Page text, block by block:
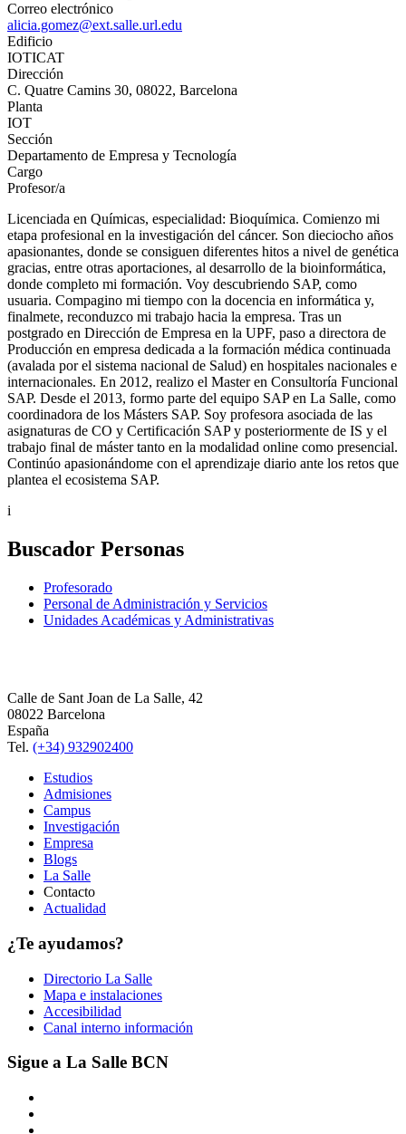
Correo electrónico
alicia.gomez@ext.salle.url.edu
Edificio
IOTICAT
Dirección
C. Quatre Camins 30, 08022, Barcelona
Planta
IOT
Sección
Departamento de Empresa y Tecnología
Cargo
Profesor/a
Licenciada en Químicas, especialidad: Bioquímica. Comienzo mi
etapa profesional en la investigación del cáncer. Son dieciocho años
apasionantes, donde se consiguen diferentes hitos a nivel de genética
gracias, entre otras aportaciones, al desarrollo de la bioinformática,
donde completo mi formación. Voy descubriendo SAP, como
usuaria. Compagino mi tiempo con la docencia en informática y,
finalmete, reconduzco mi trabajo hacia la empresa. Tras un
postgrado en Dirección de Empresa en la UPF, paso a directora de
Producción en empresa dedicada a la formación médica continuada
(avalada por el sistema nacional de Salud) en hospitales nacionales e
internacionales. En 2012, realizo el Master en Consultoría Funcional
SAP. Desde el 2013, formo parte del equipo SAP en La Salle, como
coordinadora de los Másters SAP. Soy profesora asociada de las
asignaturas de CO y Certificación SAP y posteriormente de IS y el
trabajo final de máster tanto en la modalidad online como presencial.
Continúo apasionándome con el aprendizaje diario ante los retos que
plantea el ecosistema SAP.
i
Buscador Personas
Profesorado
Personal de Administración y Servicios
Unidades Académicas y Administrativas
Calle de Sant Joan de La Salle, 42
08022 Barcelona
España
Tel. (+34) 932902400
Estudios
Admisiones
Campus
Investigación
Empresa
Blogs
La Salle
Contacto
Actualidad
¿Te ayudamos?
Directorio La Salle
Mapa e instalaciones
Accesibilidad
Canal interno información
Sigue a La Salle BCN